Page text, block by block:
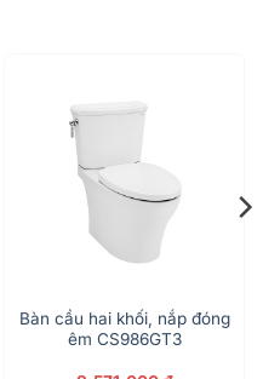
Bàn cầu hai khối, nắp đóng
êm CS986GT3